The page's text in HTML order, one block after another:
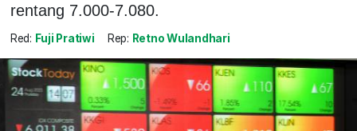
rentang 7.000-7.080.
Red: Fuji Pratiwi Rep: Retno Wulandhari